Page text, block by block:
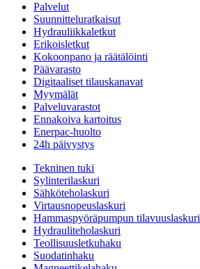
Palvelut
Suunnitteluratkaisut
Hydrauliikkaletkut
Erikoisletkut
Kokoonpano ja räätälöinti
Päävarasto
Digitaaliset tilauskanavat
Myymälät
Palveluvarastot
Ennakoiva kartoitus
Enerpac-huolto
24h päivystys
Tekninen tuki
Sylinterilaskuri
Sähköteholaskuri
Virtausnopeuslaskuri
Hammaspyöräpumpun tilavuuslaskuri
Hydrauliteholaskuri
Teollisuusletkuhaku
Suodatinhaku